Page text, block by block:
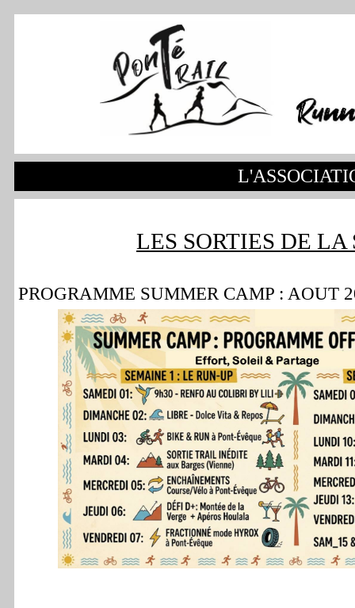
LES SORTIES DE
PROGRAMME SUMMER CAMP : AOUT